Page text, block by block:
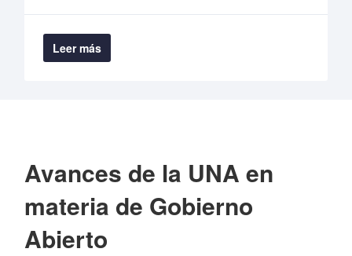
Leer más
Avances de la UNA en
materia de Gobierno
Abierto